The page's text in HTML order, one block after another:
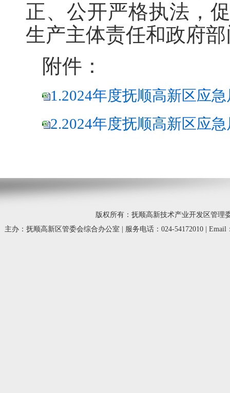
正、公开严格执法，
生产主体责任和政府
附件：
1.2024年度抚顺高新区应
2.2024年度抚顺高新区应
版权所有：抚顺高新技术产业开发区管理
主办：抚顺高新区管委会综合办公室 | 服务电话：024-54172010 | Email